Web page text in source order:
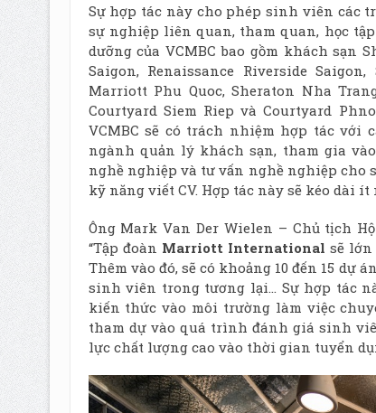
Sự hợp tác này cho phép sinh viên các
sự nghiệp liên quan, tham quan, học
dưỡng của VCMBC bao gồm khách sạn
Saigon, Renaissance Riverside
Marriott Phu Quoc, Sheraton Nha
Courtyard Siem Riep và Courtyard
VCMBC sẽ có trách nhiệm hợp tác với
ngành quản lý khách sạn, tham gia
nghề nghiệp và tư vấn nghề nghiệp
kỹ năng viết CV. Hợp tác này sẽ kéo dài ít
Ông Mark Van Der Wielen – Chủ tịch
“Tập đoàn Marriott International sẽ
Thêm vào đó, sẽ có khoảng 10 đến 15 dự
sinh viên trong tương lại… Sự hợp tác
kiến thức vào môi trường làm việc
tham dự vào quá trình đánh giá sinh
lực chất lượng cao vào thời gian tuyển